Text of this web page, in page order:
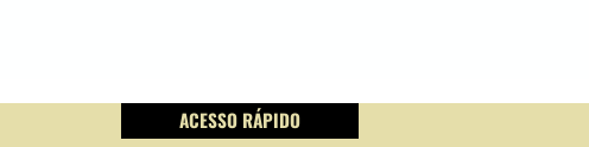
ACESSO RÁPIDO